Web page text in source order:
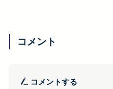
コメント
コメントする